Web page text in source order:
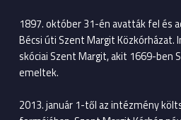
1897. október 31-én avatták fel és
Bécsi úti Szent Margit Közkórházat.
skóciai Szent Margit, akit 1669-ben
emeltek.
2013. január 1-től az intézmény